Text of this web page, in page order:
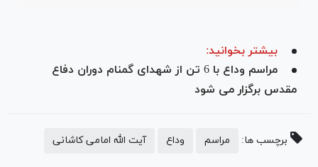
بیشتر بخوانید:
مراسم وداع با 6 تن از شهدای گمنام دوران دفاع
مقدس برگزار می شود
برچسب ها: مراسم وداع آیت الله امامی کاشانی